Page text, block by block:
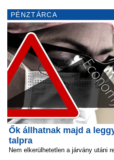
PÉNZTÁRCA
Ők állhatnak majd a
talpra
Nem elkerülhetetlen a járvány utáni